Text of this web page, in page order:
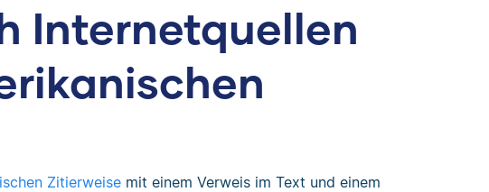
Internetquellen
Zitierweisemit einem Verweis im Text und einem